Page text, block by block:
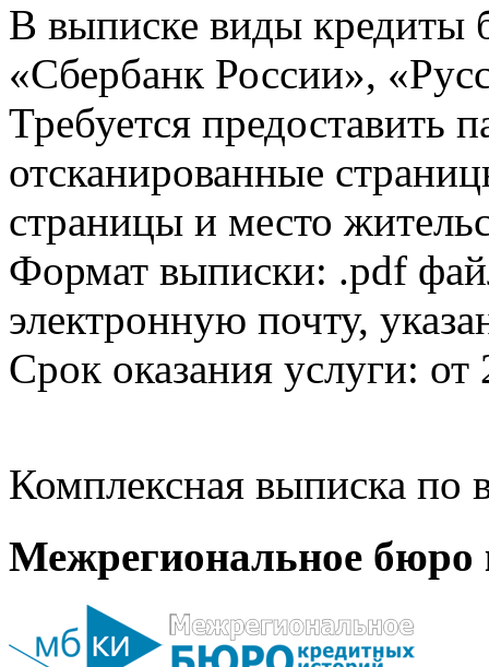
В выписке виды кредиты
«Сбербанк России»,
Требуется предоставить
отсканированные
страницы и место
Формат выписки: .pdf
электронную почту,
Срок оказания услуги: от
Комплексная выписка
Межрегиональное бюро